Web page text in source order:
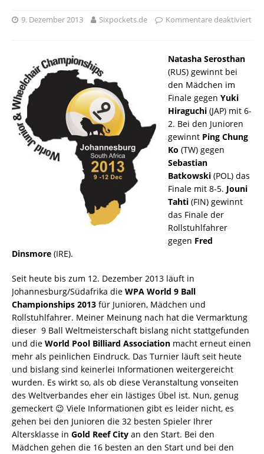
9. Dezember 2013 Sixpockets.de Kommentare deaktiviert
Natasha Serosthan
(RUS) gewinnt bei
den Mädchen im
Finale gegen Yuki
Hiraguchi (JAP) mit 6-
2. Bei den Junioren
gewinnt Ping Chung
Ko (TW) gegen
Sebastian
Batkowski (POL) das
Finale mit 8-5. Jouni
Tahti (FIN) gewinnt
das Finale der
Rollstuhlfahrer
gegen Fred
Dinsmore (IRE).
Seit heute bis zum 12. Dezember 2013 läuft in
Johannesburg/Südafrika die WPA World 9 Ball
Championships 2013 für Junioren, Mädchen und
Rollstuhlfahrer. Meiner Meinung nach hat die Vermarktung
dieser 9 Ball Weltmeisterschaft bislang nicht stattgefunden
und die World Pool Billiard Association macht erneut einen
mehr als peinlichen Eindruck. Das Turnier läuft seit heute
und bislang sind keinerlei Informationen weitergereicht
wurden. Es wirkt so, als ob diese Veranstaltung vonseiten
des Weltverbandes eher ein lästiges Übel ist. Nun, genug
gemeckert 😉 Viele Informationen gibt es leider nicht, es
gehen bei den Junioren die 32 besten Spieler Ihrer
Altersklasse in Gold Reef City an den Start. Bei den
Mädchen gehen die 16 besten an den Start und bei den